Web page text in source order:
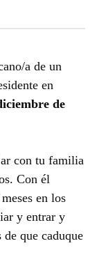
a de un
en
de
con tu familia
Con él
en los
y entrar y
que caduque